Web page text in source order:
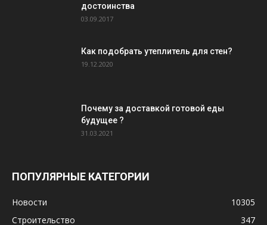
достоинства
03.09.2017
Как подобрать утеплитель для стен?
19.12.2020
Почему за доставкой готовой еды
будущее ?
31.03.2021
ПОПУЛЯРНЫЕ КАТЕГОРИИ
Новости
10305
Строительство
347